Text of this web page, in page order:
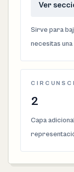
Ver
Sirve para
necesitas
2
Capa